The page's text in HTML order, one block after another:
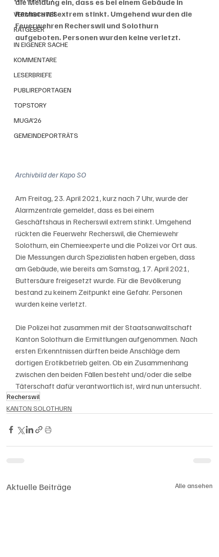
VERMISCHTES
RATGEBER
IN EIGENER SACHE
KOMMENTARE
LESERBRIEFE
PUBLIREPORTAGEN
TOPSTORY
MUGA'26
GEMEINDEPORTRÄTS
die Meldung ein, dass es bei einem Gebäude in
Recherswil extrem stinkt. Umgehend wurden die
Feuerwehren Recherswil und Solothurn
aufgeboten. Personen wurden keine verletzt.
Archivbild der Kapo SO
Am Freitag, 23. April 2021, kurz nach 7 Uhr, wurde der
Alarmzentrale gemeldet, dass es bei einem
Geschäftshaus in Recherswil extrem stinkt. Umgehend
rückten die Feuerwehr Recherswil, die Chemiewehr
Solothurn, ein Chemieexperte und die Polizei vor Ort aus.
Die Messungen durch Spezialisten haben ergeben, dass
am Gebäude, wie bereits am Samstag, 17. April 2021,
Buttersäure freigesetzt wurde. Für die Bevölkerung
bestand zu keinem Zeitpunkt eine Gefahr. Personen
wurden keine verletzt.
Die Polizei hat zusammen mit der Staatsanwaltschaft
Kanton Solothurn die Ermittlungen aufgenommen. Nach
ersten Erkenntnissen dürften beide Anschläge dem
dortigen Erotikbetrieb gelten. Ob ein Zusammenhang
zwischen den beiden Fällen besteht und/oder die selbe
Täterschaft dafür verantwortlich ist, wird nun untersucht.
Recherswil
KANTON SOLOTHURN
Aktuelle Beiträge Alle ansehen